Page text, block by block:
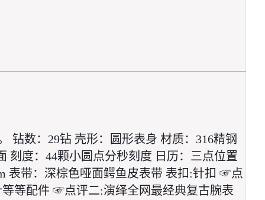
钻数：29钻 壳形：圆形表身 材质：316精钢
刻度：44颗小圆点分秒刻度 日历：三点位置
表带：深棕色哑面鳄鱼皮表带 表扣:针扣 ☞点
等配件 ☞点评二:演绎全网最经典复古腕表